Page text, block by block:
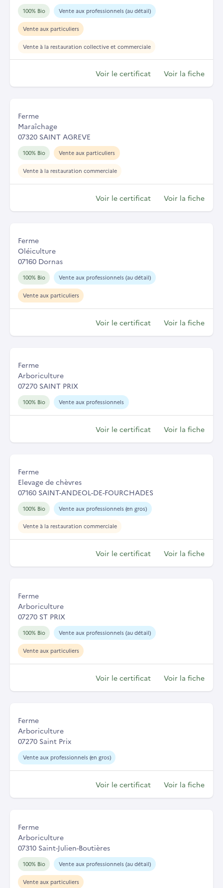
100% Bio Vente aux professionnels (au détail)
Vente aux particuliers
Vente à la restauration collective et commerciale
Voir le certificat Voir la fiche
Ferme
Maraîchage
07320 SAINT AGREVE
100% Bio Vente aux particuliers
Vente à la restauration commerciale
Voir le certificat Voir la fiche
Ferme
Oléiculture
07160 Dornas
100% Bio Vente aux professionnels (au détail)
Vente aux particuliers
Voir le certificat Voir la fiche
Ferme
Arboriculture
07270 SAINT PRIX
100% Bio Vente aux professionnels
Voir le certificat Voir la fiche
Ferme
Elevage de chèvres
07160 SAINT-ANDEOL-DE-FOURCHADES
100% Bio Vente aux professionnels (en gros)
Vente à la restauration commerciale
Voir le certificat Voir la fiche
Ferme
Arboriculture
07270 ST PRIX
100% Bio Vente aux professionnels (au détail)
Vente aux particuliers
Voir le certificat Voir la fiche
Ferme
Arboriculture
07270 Saint Prix
Vente aux professionnels (en gros)
Voir le certificat Voir la fiche
Ferme
Arboriculture
07310 Saint-Julien-Boutières
100% Bio Vente aux professionnels (au détail)
Vente aux particuliers